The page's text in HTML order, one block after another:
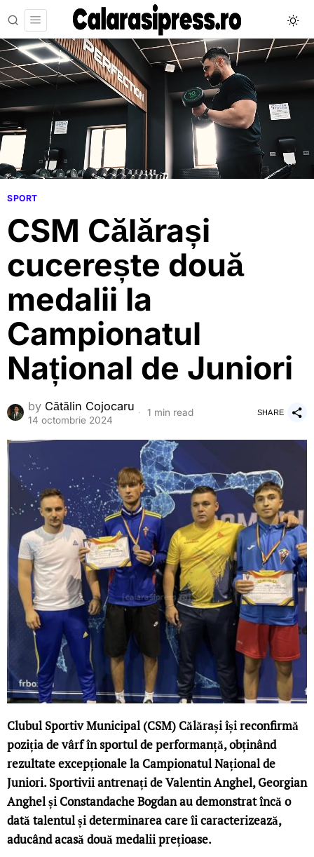
SPORT
CSM Călărași
cucerește două
medalii la
Campionatul
Național de Juniori
by Cătălin Cojocaru
14 octombrie 2024
1 min read SHARE
Clubul Sportiv Municipal (CSM) Călărași își reconfirmă
poziția de vârf în sportul de performanță, obținând
rezultate excepționale la Campionatul Național de
Juniori. Sportivii antrenați de Valentin Anghel, Georgian
Anghel și Constandache Bogdan au demonstrat încă o
dată talentul și determinarea care îi caracterizează,
aducând acasă două medalii prețioase.